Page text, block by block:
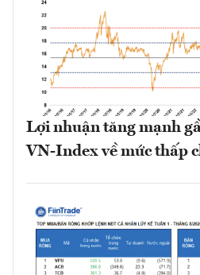
Lợi nhuận tăng mạnh
VN-Index về mức thấp